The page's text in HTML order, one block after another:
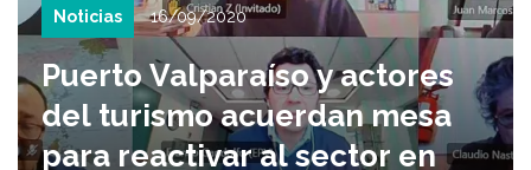
Noticias 16/09/2020
Puerto Valparaíso y actores
del turismo acuerdan mesa
para reactivar al sector en